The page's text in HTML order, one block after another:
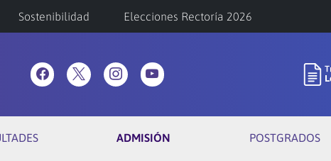
Sostenibilidad Elecciones Rectoría 2026
ADMISIÓN POSTGRADOS